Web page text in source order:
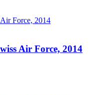
Air Force, 2014